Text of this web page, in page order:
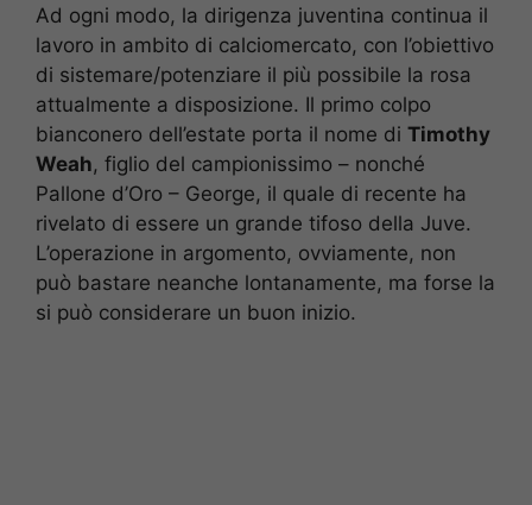
Ad ogni modo, la dirigenza juventina continua il
lavoro in ambito di calciomercato, con l’obiettivo
di sistemare/potenziare il più possibile la rosa
attualmente a disposizione. Il primo colpo
bianconero dell’estate porta il nome di Timothy
Weah, figlio del campionissimo – nonché
Pallone d’Oro – George, il quale di recente ha
rivelato di essere un grande tifoso della Juve.
L’operazione in argomento, ovviamente, non
può bastare neanche lontanamente, ma forse la
si può considerare un buon inizio.